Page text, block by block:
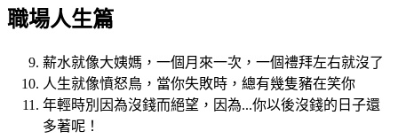
職場人生篇
薪水就像大姨媽，一個月來一次，一個禮拜左右就沒了
人生就像憤怒鳥，當你失敗時，總有幾隻豬在笑你
年輕時別因為沒錢而絕望，因為...你以後沒錢的日子還
多著呢！